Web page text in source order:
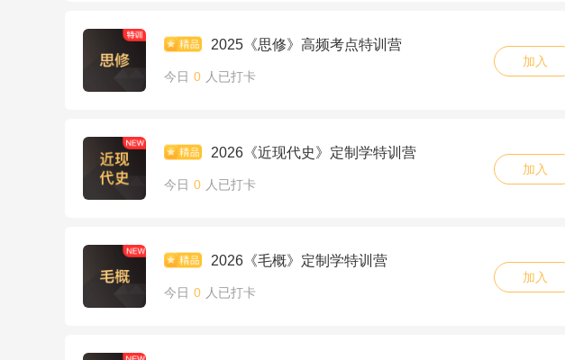
2025《思修》高频考点特训营
今日 0 人已打卡
加入
2026《近现代史》定制学特训营
今日 0 人已打卡
加入
2026《毛概》定制学特训营
今日 0 人已打卡
加入